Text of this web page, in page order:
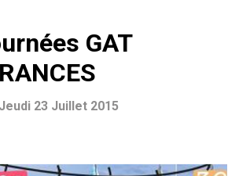
GAT
Jeudi 23 Juillet 2015